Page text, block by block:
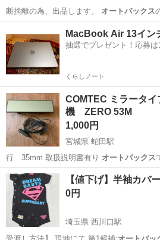
断捨離の為、出品します。 オートバックス
バッグと…
その他
MacBook Air 13イ
抽選でプレゼント！応募は
くらしノート
COMTEC ミラータ
機 ZERO 53M
1,000円
宮城県 蛇田駅
行 35mm 取扱説明書有り オートバックス
用し…
宮城 石巻市 蛇田駅 アクセサリー
【値下げ】半袖カバ
0円
埼玉県 西川口駅